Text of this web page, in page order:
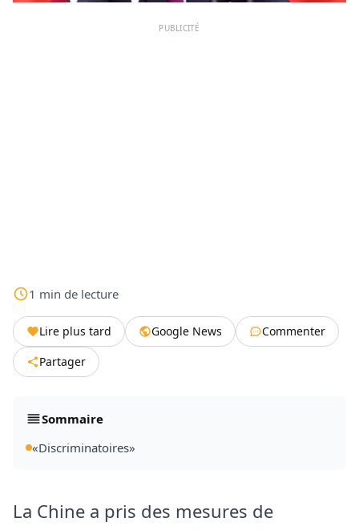
PUBLICITÉ
1 min de lecture
Lire plus tard Google News
Commenter
Partager
Sommaire
«Discriminatoires»
La Chine a pris des mesures de